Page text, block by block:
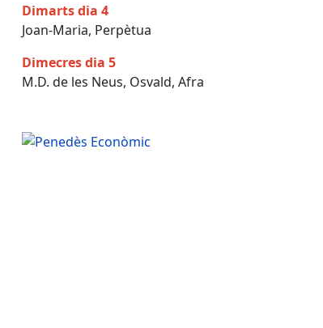
Dimarts dia 4
Joan-Maria, Perpètua
Dimecres dia 5
M.D. de les Neus, Osvald, Afra